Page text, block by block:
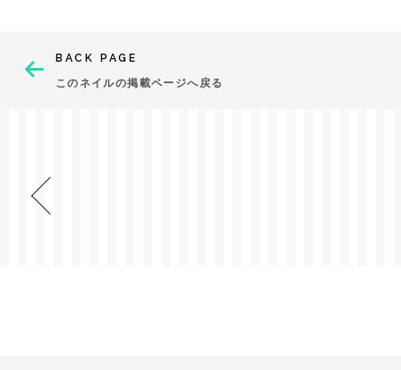
BACK PAGE
このネイルの掲載ページへ戻る